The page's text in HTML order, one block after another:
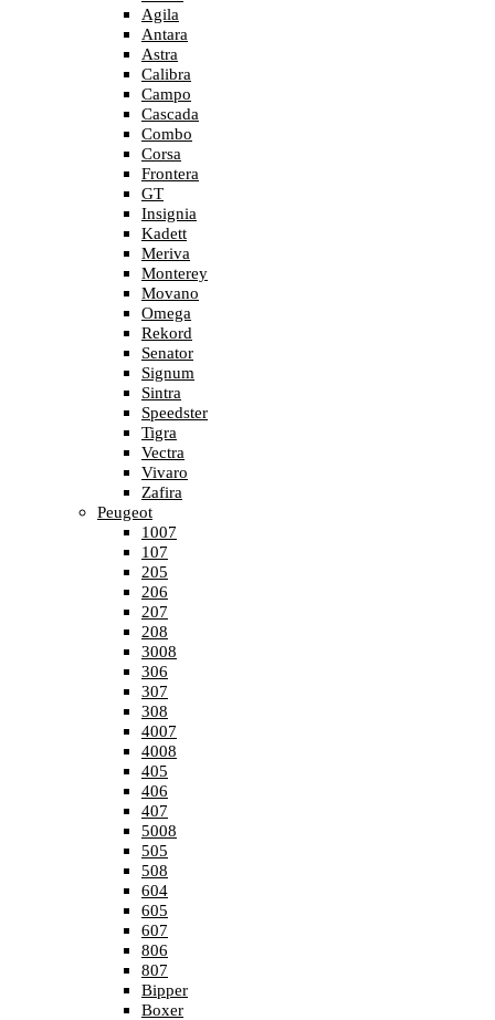
Agila
Antara
Astra
Calibra
Campo
Cascada
Combo
Corsa
Frontera
GT
Insignia
Kadett
Meriva
Monterey
Movano
Omega
Rekord
Senator
Signum
Sintra
Speedster
Tigra
Vectra
Vivaro
Zafira
Peugeot
1007
107
205
206
207
208
3008
306
307
308
4007
4008
405
406
407
5008
505
508
604
605
607
806
807
Bipper
Boxer